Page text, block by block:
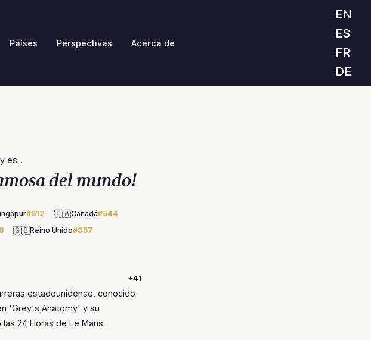
Países Perspectivas Acerca de
EN
ES
FR
DE
es...
del mundo!
#512 🇨🇦Canadá#544
🇬🇧Reino Unido#957
+41
estadounidense, conocido
'Grey's Anatomy' y su
24 Horas de Le Mans.